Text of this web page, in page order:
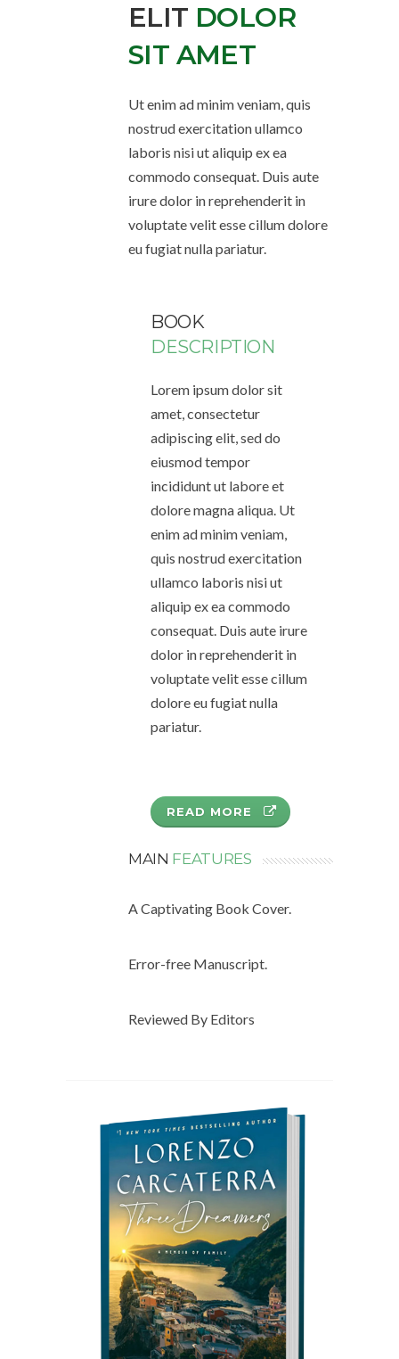
ELIT DOLOR
SIT AMET
Ut enim ad minim veniam, quis
nostrud exercitation ullamco
laboris nisi ut aliquip ex ea
commodo consequat. Duis aute
irure dolor in reprehenderit in
voluptate velit esse cillum dolore
eu fugiat nulla pariatur.
BOOK
DESCRIPTION
Lorem ipsum dolor sit
amet, consectetur
adipiscing elit, sed do
eiusmod tempor
incididunt ut labore et
dolore magna aliqua. Ut
enim ad minim veniam,
quis nostrud exercitation
ullamco laboris nisi ut
aliquip ex ea commodo
consequat. Duis aute irure
dolor in reprehenderit in
voluptate velit esse cillum
dolore eu fugiat nulla
pariatur.
READ MORE
MAIN FEATURES
A Captivating Book Cover.
Error-free Manuscript.
Reviewed By Editors